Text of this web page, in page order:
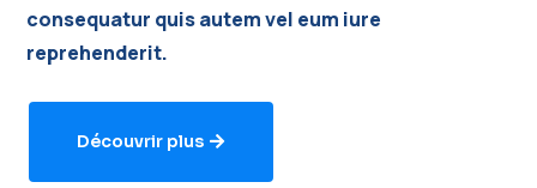
consequatur quis autem vel eum iure
reprehenderit.
Découvrir plus